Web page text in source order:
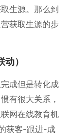
生源。那么到
获取生源的步
）
成但是转化成
有很大关系，
网在线教育机
获客-跟进-成